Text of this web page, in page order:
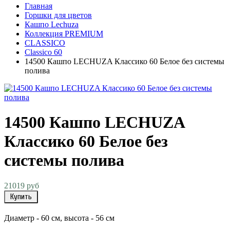
Главная
Горшки для цветов
Кашпо Lechuza
Коллекция PREMIUM
CLASSICO
Classico 60
14500 Кашпо LECHUZA Классико 60 Белое без системы
полива
14500 Кашпо LECHUZA
Классико 60 Белое без
системы полива
21019 руб
Купить
Диаметр - 60 см, высота - 56 см